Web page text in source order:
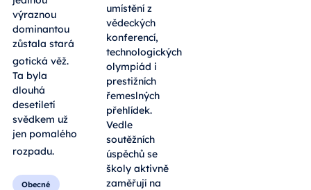
výraznou
dominantou
zůstala stará
gotická věž.
Ta byla
dlouhá
desetiletí
svědkem už
jen pomalého
rozpadu.
Obecné
umístění z
vědeckých
konferencí,
technologických
olympiád i
prestižních
řemeslných
přehlídek.
Vedle
soutěžních
úspěchů se
školy aktivně
zaměřují na